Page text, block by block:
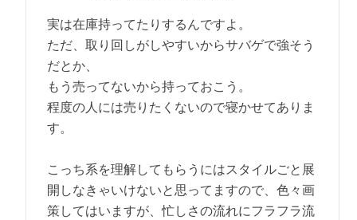
実は在庫持ってたりするんですよ。
ただ、取り回しがしやすいからサバゲで強そう
だとか、
もう売ってないから持っておこう。
程度の人には売りたくないので寝かせてありま
す。
こっち系を理解してもらうにはスタイルごと展
開しなきゃいけないと思ってますので、色々画
策してはいますが、忙しさの流れにフラフラ流